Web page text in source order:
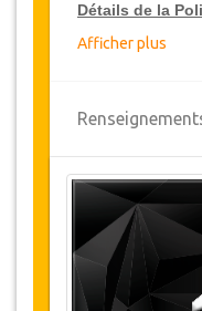
Détails de la
JazicoWorld offre
15% de
toute la Turquie
12 mois, pour
transfert, cliquez
Détails de la
Changements
Afficher plus